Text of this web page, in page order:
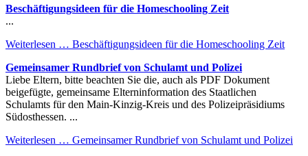
Beschäftigungsideen für die Homeschooling Zeit
...
Weiterlesen … Beschäftigungsideen für die Homeschooling Zeit
Gemeinsamer Rundbrief von Schulamt und Polizei
Liebe Eltern, bitte beachten Sie die, auch als PDF Dokument
beigefügte, gemeinsame Elterninformation des Staatlichen
Schulamts für den Main-Kinzig-Kreis und des Polizeipräsidiums
Südosthessen. ...
Weiterlesen … Gemeinsamer Rundbrief von Schulamt und Polizei